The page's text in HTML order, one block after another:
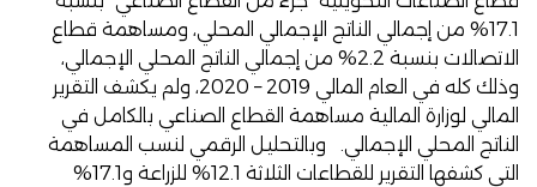
17.1% من إجمالي الناتج الإجمالي المحلي، ومساهمة قطاع
الاتصالات بنسبة 2.2% من إجمالي الناتج المحلي الإجمالي،
وذلك كله في العام المالي 2019 – 2020، ولم يكشف التقرير
المالي لوزارة المالية مساهمة القطاع الصناعي بالكامل في
الناتج المحلي الإجمالي. وبالتحليل الرقمي لنسب المساهمة
التي كشفها التقرير للقطاعات الثلاثة 12.1% للزراعة و17.1%